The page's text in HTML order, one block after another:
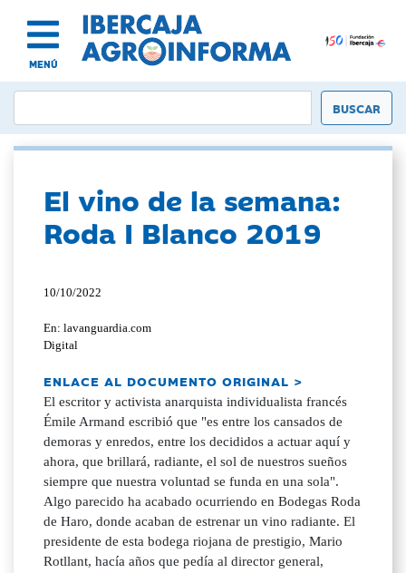
MENÚ
El vino de la semana:
Roda I Blanco 2019
10/10/2022
En: lavanguardia.com
Digital
ENLACE AL DOCUMENTO ORIGINAL >
El escritor y activista anarquista individualista francés
Émile Armand escribió que "es entre los cansados de
demoras y enredos, entre los decididos a actuar aquí y
ahora, que brillará, radiante, el sol de nuestros sueños
siempre que nuestra voluntad se funda en una sola".
Algo parecido ha acabado ocurriendo en Bodegas Roda
de Haro, donde acaban de estrenar un vino radiante. El
presidente de esta bodega riojana de prestigio, Mario
Rotllant, hacía años que pedía al director general,